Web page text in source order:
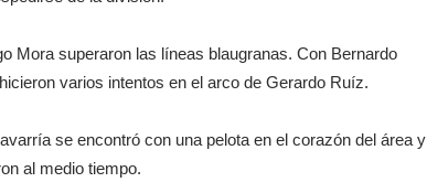
Mora superaron las líneas blaugranas. Con Bernardo
varios intentos en el arco de Gerardo Ruíz.
se encontró con una pelota en el corazón del área y
al medio tiempo.